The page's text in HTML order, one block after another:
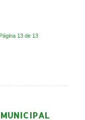
Página 13 de 13